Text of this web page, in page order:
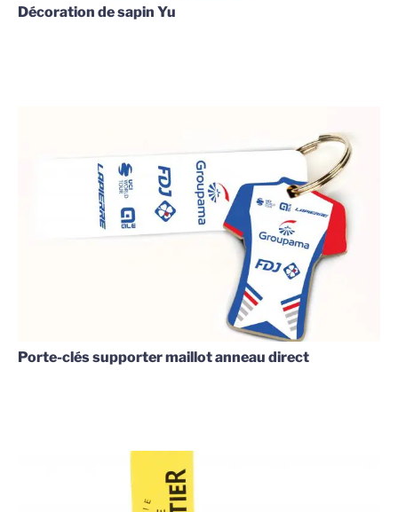
Décoration de sapin Yu
Porte-clés supporter maillot anneau direct